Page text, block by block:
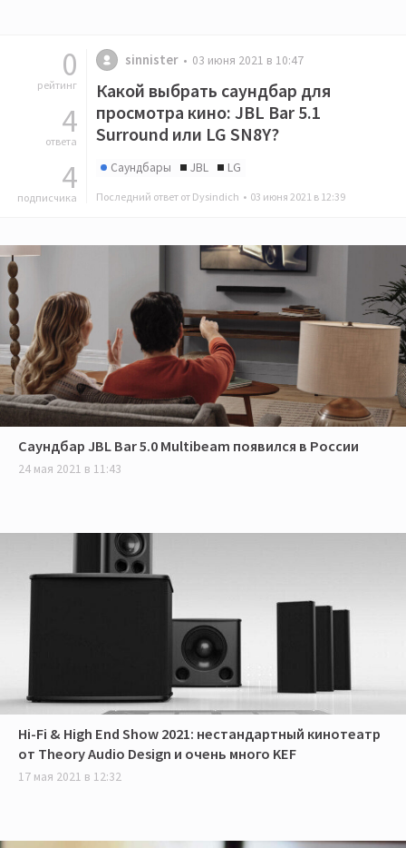
0
рейтинг
4
ответа
4
подписчика
sinnister 03 июня 2021 в 10:47
Какой выбрать саундбар для
просмотра кино: JBL Bar 5.1
Surround или LG SN8Y?
Саундбары JBL LG
Последний ответ от Dysindich • 03 июня 2021 в 12:39
Саундбар JBL Bar 5.0 Multibeam появился в России
24 мая 2021 в 11:43
Hi-Fi & High End Show 2021: нестандартный кинотеатр
от Theory Audio Design и очень много KEF
17 мая 2021 в 12:32